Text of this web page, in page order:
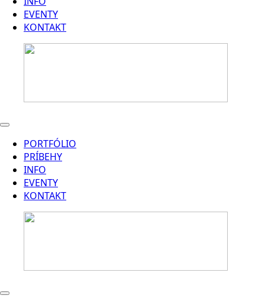
EVENTY
KONTAKT
PORTFÓLIO
PRÍBEHY
INFO
EVENTY
KONTAKT